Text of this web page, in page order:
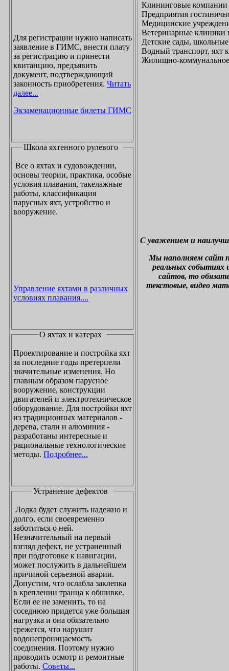
Для регистрации нужно написать
заявление в ГИМС, внести плату
за регистрацию и принести
квитанцию, предъявить
документ, подтверждающий
законность приобретения. Читать
далее...
Экзаменационные билеты ГИМС
Школа яхтенного рулевого
Все о яхтах и судовождении,
основы теории, практика, особые
условия плавания, такелажные
работы, классификация
парусных яхт, устройство и
вооружение.
Управление яхтами в различных
условиях плавания....
О яхтах и катерах
Проектирование и постройка яхт
за последние годы претерпели
значительные изменения. Но
главным образом парусное
вооружение, конструкции
двигателей и электротехническое
оборудование. Для постройки яхт
из традиционных материалов -
дерева, стали и алюминия -
разработаны интересные и
рациональные технологические
методы. Подробнее...
Устранение дефектов
Лодка будет служить надежно и
долго, если своевременно
заботиться о ней.
Незначительный на первый
взгляд дефект, не устраненный
при подготовке к навигации,
может послужить в дальнейшем
причиной серьезной аварии.
Допустим, что ослабла заклепка
в креплении транца к обшивке.
Если ее не заменить, то на
соседнюю придется уже большая
нагрузка и она обязательно
срежется, что нарушит
водонепроницаемость
соединения. Поэтому нужно
проводить осмотр и ремонтные
работы. Советы...
Клининговые компании
Предприятия
Медицинские
Ветеринарные клиники
Детские сады,
Водный транспорт,
Жилищно-коммунальное
С уважением и
Мы наполняем сайт
реальных событиях
сайтов, то
текстовые, видео